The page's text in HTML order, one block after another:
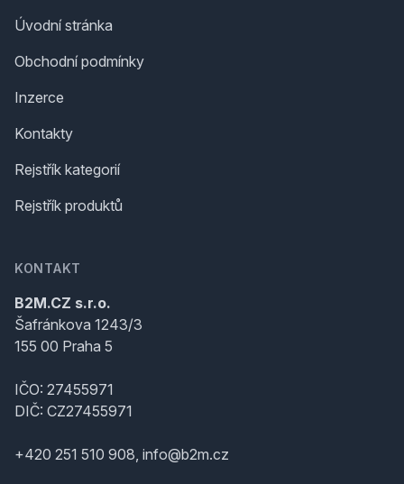
Úvodní stránka
Obchodní podmínky
Inzerce
Kontakty
Rejstřík kategorií
Rejstřík produktů
KONTAKT
B2M.CZ s.r.o.
Šafránkova 1243/3
155 00 Praha 5
IČO: 27455971
DIČ: CZ27455971
+420 251 510 908, info@b2m.cz